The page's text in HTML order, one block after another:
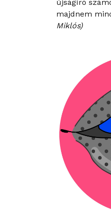
újságíró
majdnem
Miklós)